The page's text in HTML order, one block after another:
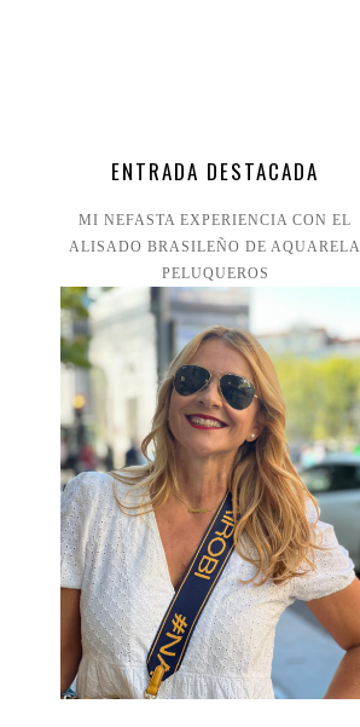
ENTRADA DESTACADA
MI NEFASTA EXPERIENCIA CON EL
ALISADO BRASILEÑO DE AQUARELA
PELUQUEROS